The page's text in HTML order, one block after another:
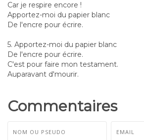
Car je respire encore !
Apportez-moi du papier blanc
De l'encre pour écrire.
5. Apportez-moi du papier blanc
De l'encre pour écrire.
C'est pour faire mon testament.
Auparavant d'mourir.
Commentaires